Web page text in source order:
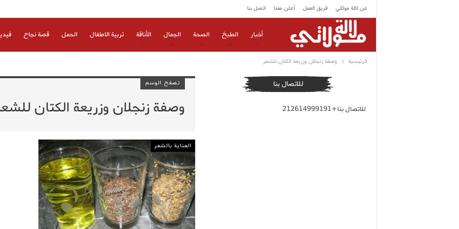
عن لالة مولاتي فريق العمل أعلن معنا اتصل بنا
أخبار الطبخ الصحة الجمال الأناقة تربية الاطفال الحمل قصة نجاح
الرئيسية وصفة زنجلان وزريعة الكتان للشعر
تصفح الوسم
وصفة زنجلان وزريعة الكتان
العناية بالشعر
للاتصال بنا
للاتصال بنا+212614999191